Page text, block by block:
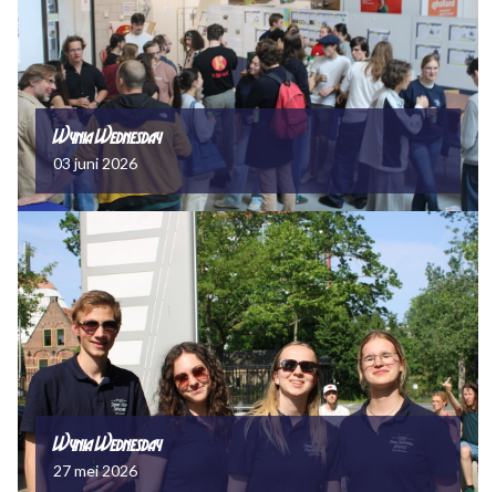
Wynia Wednesday
03 juni 2026
Wynia Wednesday
27 mei 2026